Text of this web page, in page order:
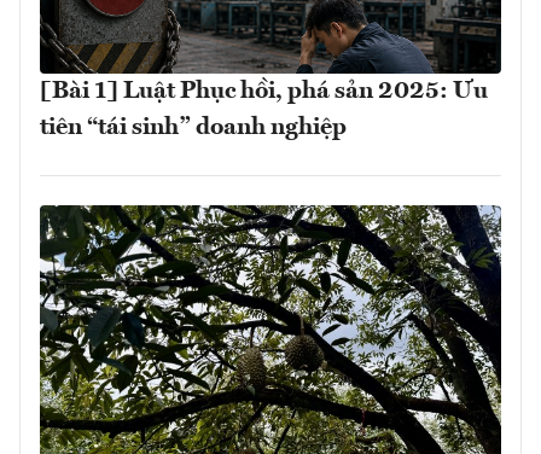
[Bài 1] Luật Phục hồi, phá sản 2025: Ưu
tiên “tái sinh” doanh nghiệp